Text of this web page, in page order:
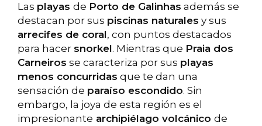
Las playas de Porto de Galinhas además se
destacan por sus piscinas naturales y sus
arrecifes de coral, con puntos destacados
para hacer snorkel. Mientras que Praia dos
Carneiros se caracteriza por sus playas
menos concurridas que te dan una
sensación de paraíso escondido. Sin
embargo, la joya de esta región es el
impresionante archipiélago volcánico de